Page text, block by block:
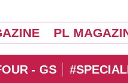
PL
- GS